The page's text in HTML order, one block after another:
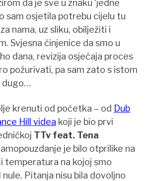
da je sve u znaku ‘jedne
sam osjetila potrebu cijelu tu
nama, uz sliku, obilježiti i
Svjesna činjenice da smo u
dana, revizija osjećaja proces
požurivati, pa sam zato s istom
dugo…
krenuti od početka – od Dub
Hill videa koji je bio prvi
TTv feat. Tena
je bilo otprilike na
temperatura na kojoj smo
nule. Pitanja nisu bila dovoljno